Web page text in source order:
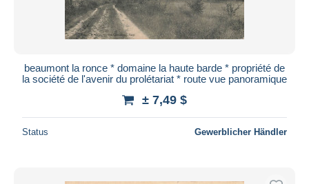
beaumont la ronce * domaine la haute barde * propriété de
la société de l'avenir du prolétariat * route vue panoramique
± 7,49 $
Status Gewerblicher Händler